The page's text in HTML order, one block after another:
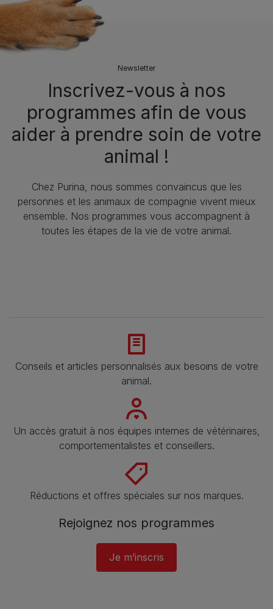
Newsletter
Inscrivez-vous à nos
programmes afin de vous
aider à prendre soin de votre
animal !
Chez Purina, nous sommes convaincus que les
personnes et les animaux de compagnie vivent mieux
ensemble. Nos programmes vous accompagnent à
toutes les étapes de la vie de votre animal.​
Conseils et articles personnalisés aux besoins de votre
animal​.
Un accès gratuit à nos équipes internes de vétérinaires,
comportementalistes et conseillers.
Réductions et offres spéciales sur nos marques​.
Rejoignez nos programmes
Je m’inscris